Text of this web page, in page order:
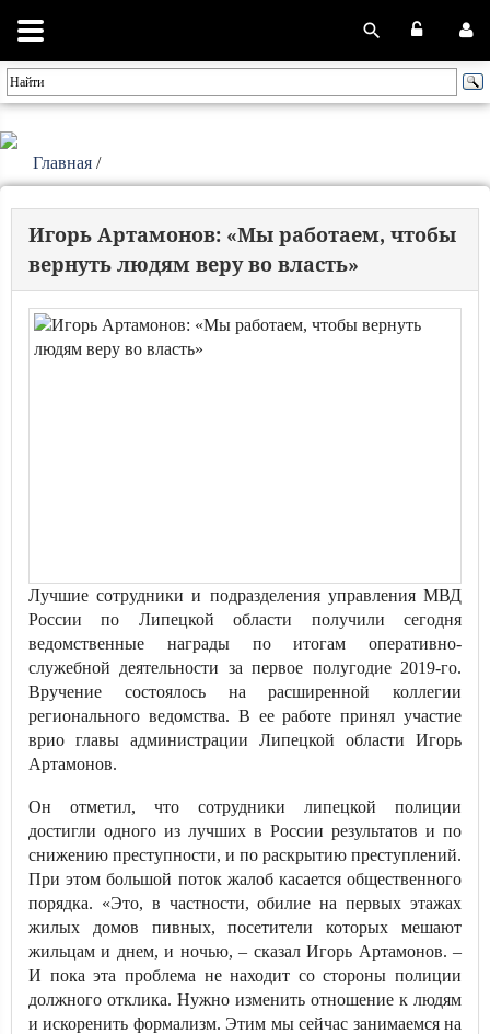
Главная /
Игорь Артамонов: «Мы работаем, чтобы
вернуть людям веру во власть»
Лучшие сотрудники и подразделения управления МВД
России по Липецкой области получили сегодня
ведомственные награды по итогам оперативно-
служебной деятельности за первое полугодие 2019-го.
Вручение состоялось на расширенной коллегии
регионального ведомства. В ее работе принял участие
врио главы администрации Липецкой области Игорь
Артамонов.
Он отметил, что сотрудники липецкой полиции
достигли одного из лучших в России результатов и по
снижению преступности, и по раскрытию преступлений.
При этом большой поток жалоб касается общественного
порядка. «Это, в частности, обилие на первых этажах
жилых домов пивных, посетители которых мешают
жильцам и днем, и ночью, – сказал Игорь Артамонов. –
И пока эта проблема не находит со стороны полиции
должного отклика. Нужно изменить отношение к людям
и искоренить формализм. Этим мы сейчас занимаемся на